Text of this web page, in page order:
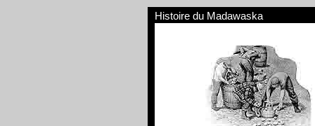
Histoire du Madawaska